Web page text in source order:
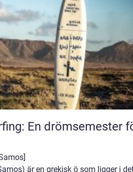
En drömsemester
är en grekisk ö som ligger i